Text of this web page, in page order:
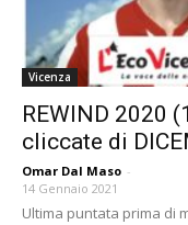
Vicenza
REWIND 2020
cliccate di
Omar Dal Maso -
14 Gennaio 2021
Ultima puntata prima di